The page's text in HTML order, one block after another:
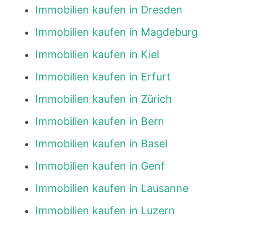
Immobilien kaufen in Dresden
Immobilien kaufen in Magdeburg
Immobilien kaufen in Kiel
Immobilien kaufen in Erfurt
Immobilien kaufen in Zürich
Immobilien kaufen in Bern
Immobilien kaufen in Basel
Immobilien kaufen in Genf
Immobilien kaufen in Lausanne
Immobilien kaufen in Luzern